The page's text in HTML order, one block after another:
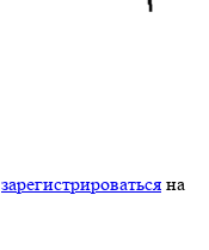
зарегистрироваться на